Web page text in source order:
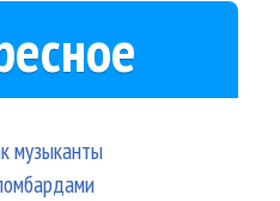
музыканты